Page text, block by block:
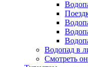
Водопад в
Смотреть